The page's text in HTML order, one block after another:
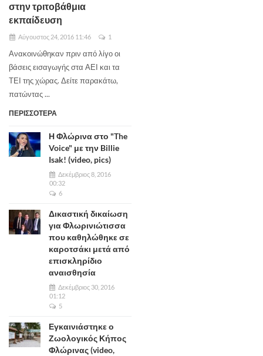
στην τριτοβάθμια
εκπαίδευση
Αύγουστος 24, 2016 11:46 1
Ανακοινώθηκαν πριν από λίγο οι
βάσεις εισαγωγής στα ΑΕΙ και τα
ΤΕΙ της χώρας. Δείτε παρακάτω,
πατώντας ...
ΠΕΡΙΣΣΟΤΕΡΑ
Η Φλώρινα στο "The
Voice" με την Billie
Isak! (video, pics)
Δεκέμβριος 8, 2016
00:32
6
Δικαστική δικαίωση
για Φλωρινιώτισσα
που καθηλώθηκε σε
καροτσάκι μετά από
επισκληρίδιο
αναισθησία
Δεκέμβριος 30, 2016
01:12
5
Εγκαινιάστηκε ο
Ζωολογικός Κήπος
Φλώρινας (video,